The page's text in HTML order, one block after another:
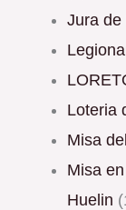
Jura
Misa
Misa en Honor a la Virgen del Carmen en
Huelin